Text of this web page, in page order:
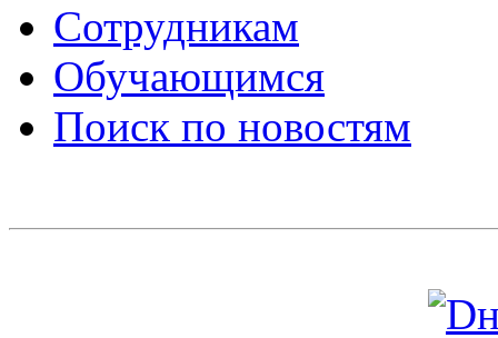
Сотрудникам
Обучающимся
Поиск по новостям